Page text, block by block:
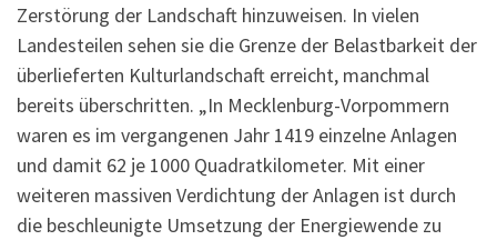
Zerstörung der Landschaft hinzuweisen. In vielen
Landes­teilen sehen sie die Grenze der Belast­barkeit der
überlieferten Kulturlandschaft erreicht, manchmal
bereits über­schritten. „In Mecklenburg-Vorpommern
waren es im vergangenen Jahr 1419 einzelne Anlagen
und damit 62 je 1000 Qua­drat­kilometer. Mit einer
weiteren massiven Verdich­tung der Anlagen ist durch
die be­schleunigte Umsetzung der Energiewende zu